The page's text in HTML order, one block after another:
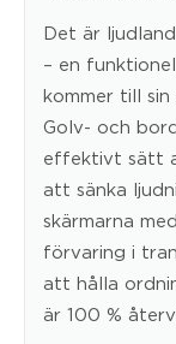
Det är
– en
kommer till
Golv- och
effektivt sätt
att sänka
skärmarna
förvaring i
att hålla
är 100 %